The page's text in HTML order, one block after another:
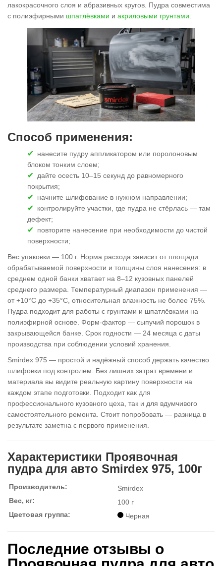
лакокрасочного слоя и абразивных кругов. Пудра совместима
с полиэфирными шпатлёвками и акриловыми грунтами
Способ применения:
нанесите пудру аппликатором или поролоновым
блоком тонким слоем;
дайте осесть 10–15 секунд до равномерного
покрытия;
начните шлифование в нужном направлении;
контролируйте участки, где пудра не стёрлась — там
дефект;
повторите нанесение при необходимости до чистой
поверхности;
Вес упаковки — 100 г. Норма расхода зависит от площади
обрабатываемой поверхности и толщины слоя нанесения: в
среднем одной банки хватает на 8–12 кузовных панелей
среднего размера. Температурный диапазон применения —
от +10°C до +35°C, относительная влажность не более 75%.
Пудра подходит для работы с грунтами и шпатлёвками на
полиэфирной основе. Форм-фактор — сыпучий порошок в
закрывающейся банке. Срок годности — 24 месяца с даты
производства при соблюдении условий хранения.
Smirdex 975 — простой и надёжный способ держать качество
шлифовки под контролем. Без лишних затрат времени и
материала вы видите реальную картину поверхности на
каждом этапе подготовки. Подходит как для
профессионального кузовного цеха, так и для вдумчивого
самостоятельного ремонта. Стоит попробовать — разница в
результате заметна с первого применения.
Характеристики Проявочная
пудра для авто Smirdex 975, 100г
Производитель:
Smirdex
Вес, кг:
100 г
Цветовая группа:
Черная
Последние отзывы о